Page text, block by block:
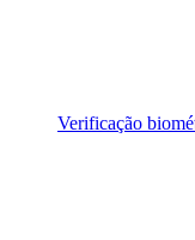
Verificação